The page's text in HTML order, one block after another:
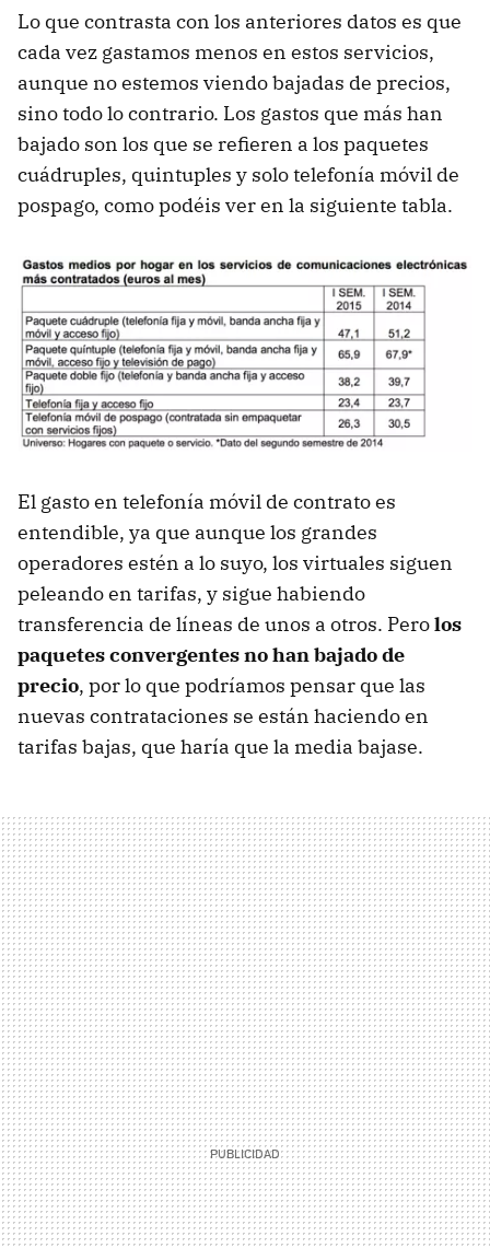
Lo que contrasta con los anteriores datos es que
cada vez gastamos menos en estos servicios,
aunque no estemos viendo bajadas de precios,
sino todo lo contrario. Los gastos que más han
bajado son los que se refieren a los paquetes
cuádruples, quintuples y solo telefonía móvil de
pospago, como podéis ver en la siguiente tabla.
El gasto en telefonía móvil de contrato es
entendible, ya que aunque los grandes
operadores estén a lo suyo, los virtuales siguen
peleando en tarifas, y sigue habiendo
transferencia de líneas de unos a otros. Perolos
paquetes convergentes no han bajado de
precio, por lo que podríamos pensar que las
nuevas contrataciones se están haciendo en
tarifas bajas, que haría que la media bajase.